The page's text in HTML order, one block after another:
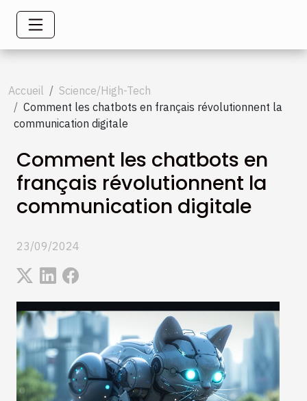
Accueil
Science/High-Tech
Comment les chatbots en français révolutionnent la
communication digitale
Comment les chatbots en
français révolutionnent la
communication digitale
23/09/2024